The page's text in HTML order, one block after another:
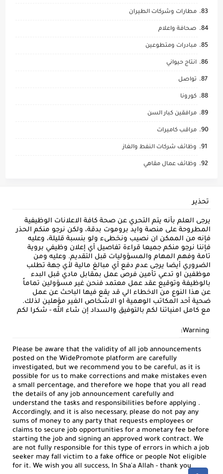
مطارات وشركات الطيران
صحافة واعلام
مبادرات ومتطوعين
انتاج حيواني
تواصل
كورونا
مرافقين كبار السن
مراقب كاميرات
وظائف شركات النفط والغاز
وظائف عمال مقاهي
تحذير
يرجى العلم بأنه يتم التحري عن صحة كافة الاعلانات الوظيفية
المطروحة على منصة وايد بروموت بدقة، ولكن نرجو منكم الحذر
فإنه من الممكن ان نصيب ونخطىء ولو بنسبة قليلة، وعليه
فإننا نرجو منكم جميعا قراءة تفاصيل أي إعلان وظيفي بروية
تامة وفهم المهام والمسؤوليات قبل التقديم. وعليه ومن
الضروري أيضا يرجى عدم دفع أي مبالغ مالية لأي جهة تطلب
موظفين او تدعي تأمين فرص عمل بمقابل مادي قبل البدء
بالوظيفة وتوقيع عقد عمل معتمد فنحن غير مسؤولين تماماً
عن هذا النوع من الاخطاء الي قد يقع فيها الباحث عن عمل
ضحية أحد المكاتب الوهمية او الاشخاص الغير مؤهلين لذلك.
مع كامل امنياتنا لكم بالتوفيق والسداد إن شاء الله - شكرا لكم
Warning:
Please be aware that the validity of all job announcements
posted on the WidePromote platform are carefully
investigated, but we recommend you to be careful, as it is
possible for us to make corrections and make mistakes even
a small percentage, and therefore we hope that you all read
the details of any job announcement carefully and
understand the tasks and responsibilities before applying .
Accordingly, and it is also necessary, please do not pay any
sums of money to any party that requests employees or
claims to secure job opportunities for a monetary fee before
starting the job and signing an approved work contract. We
are not fully responsible for this type of errors in which a job
seeker may fall victim to a fake office or people Not eligible
for it. We wish you all success, In Sha'a Allah - thank you